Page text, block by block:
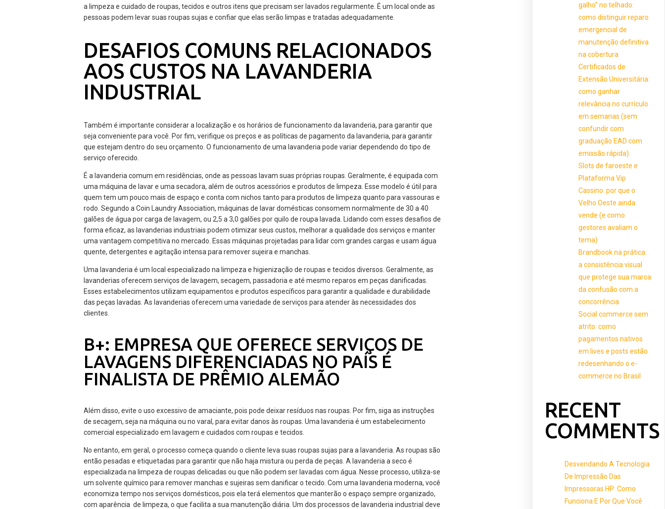
a limpeza e cuidado de roupas, tecidos e outros itens que precisam ser lavados regularmente. É um local onde as
pessoas podem levar suas roupas sujas e confiar que elas serão limpas e tratadas adequadamente.
DESAFIOS COMUNS RELACIONADOS
AOS CUSTOS NA LAVANDERIA
INDUSTRIAL
Também é importante considerar a localização e os horários de funcionamento da lavanderia, para garantir que
seja conveniente para você. Por fim, verifique os preços e as políticas de pagamento da lavanderia, para garantir
que estejam dentro do seu orçamento. O funcionamento de uma lavanderia pode variar dependendo do tipo de
serviço oferecido.
É a lavanderia comum em residências, onde as pessoas lavam suas próprias roupas. Geralmente, é equipada com
uma máquina de lavar e uma secadora, além de outros acessórios e produtos de limpeza. Esse modelo é útil para
quem tem um pouco mais de espaço e conta com nichos tanto para produtos de limpeza quanto para vassouras e
rodo. Segundo a Coin Laundry Association, máquinas de lavar domésticas consomem normalmente de 30 a 40
galões de água por carga de lavagem, ou 2,5 a 3,0 galões por quilo de roupa lavada. Lidando com esses desafios de
forma eficaz, as lavanderias industriais podem otimizar seus custos, melhorar a qualidade dos serviços e manter
uma vantagem competitiva no mercado. Essas máquinas projetadas para lidar com grandes cargas e usam água
quente, detergentes e agitação intensa para remover sujeira e manchas.
Uma lavanderia é um local especializado na limpeza e higienização de roupas e tecidos diversos. Geralmente, as
lavanderias oferecem serviços de lavagem, secagem, passadoria e até mesmo reparos em peças danificadas.
Esses estabelecimentos utilizam equipamentos e produtos específicos para garantir a qualidade e durabilidade
das peças lavadas. As lavanderias oferecem uma variedade de serviços para atender às necessidades dos
clientes.
B+: EMPRESA QUE OFERECE SERVIÇOS DE
LAVAGENS DIFERENCIADAS NO PAÍS É
FINALISTA DE PRÊMIO ALEMÃO
Além disso, evite o uso excessivo de amaciante, pois pode deixar resíduos nas roupas. Por fim, siga as instruções
de secagem, seja na máquina ou no varal, para evitar danos às roupas. Uma lavanderia é um estabelecimento
comercial especializado em lavagem e cuidados com roupas e tecidos.
No entanto, em geral, o processo começa quando o cliente leva suas roupas sujas para a lavanderia. As roupas são
então pesadas e etiquetadas para garantir que não haja mistura ou perda de peças. A lavanderia a seco é
especializada na limpeza de roupas delicadas ou que não podem ser lavadas com água. Nesse processo, utiliza-se
um solvente químico para remover manchas e sujeiras sem danificar o tecido. Com uma lavanderia moderna, você
economiza tempo nos serviços domésticos, pois ela terá elementos que manterão o espaço sempre organizado,
com aparência de limpeza, o que facilita a sua manutenção diária. Um dos processos de lavanderia industrial deve
galho” no telhado:
como distinguir reparo
emergencial de
manutenção definitiva
na cobertura
Certificados de
Extensão Universitária:
como ganhar
relevância no currículo
em semanas (sem
confundir com
graduação EAD com
emissão rápida)
Slots de faroeste e
Plataforma Vip
Cassino: por que o
Velho Oeste ainda
vende (e como
gestores avaliam o
tema)
Brandbook na prática:
a consistência visual
que protege sua marca
da confusão com a
concorrência
Social commerce sem
atrito: como
pagamentos nativos
em lives e posts estão
redesenhando o e-
commerce no Brasil
RECENT
COMMENTS
Desvendando A Tecnologia
De Impressão Das
Impressoras HP: Como
Funciona E Por Que Você